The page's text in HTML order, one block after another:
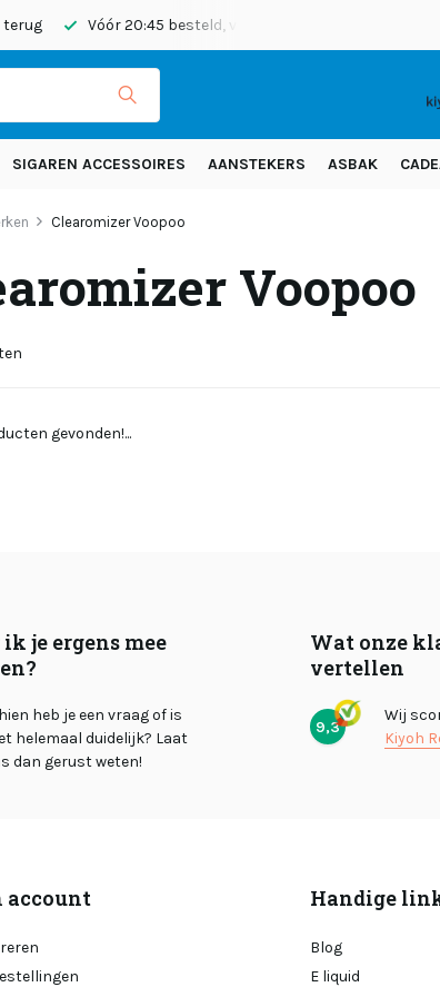
terug Vóór 20:45 besteld, vandaag verzonden
SIGAREN ACCESSOIRES AANSTEKERS ASBAK
Clearomizer Voopoo
Voopoo
gevonden!...
je ergens mee
heb je een vraag of is
helemaal duidelijk? Laat
dan gerust weten!
Wat onze
vertellen
9,3
Wij
Kiyoh
account Handige
Blog
E liquid